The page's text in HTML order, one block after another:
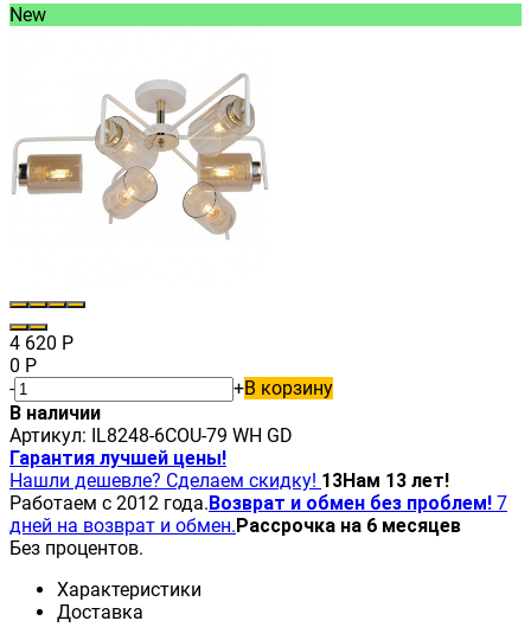
New
4 620 Р
0 Р
-
+В корзину
В наличии
Артикул: IL8248-6COU-79 WH GD
Гарантия лучшей цены!
Нашли дешевле? Сделаем скидку! 13Нам 13 лет!
Работаем с 2012 года.Возврат и обмен без проблем! 7
дней на возврат и обмен.Рассрочка на 6 месяцев
Без процентов.
Характеристики
Доставка